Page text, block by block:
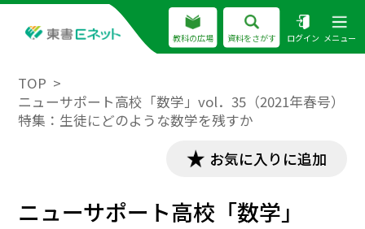
教科の広場 資料をさがす ログイン メニュー
TOP
ニューサポート高校「数学」vol．35（2021年春号）
特集：生徒にどのような数学を残すか
お気に入りに追加
ニューサポート高校「数学」